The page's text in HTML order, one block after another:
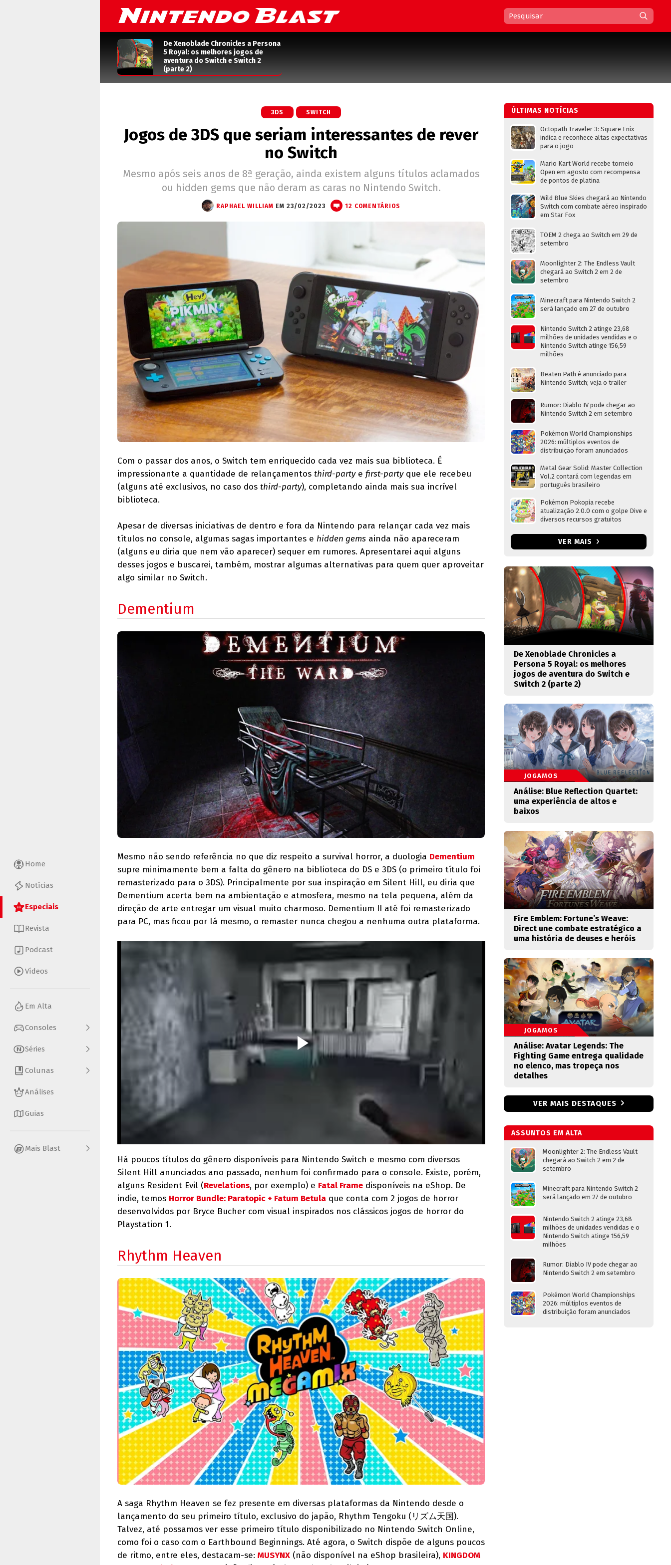
Home
Notícias
Especiais
Revista
Podcast
Vídeos
Em Alta
Consoles
Séries
Colunas
Análises
Guias
Mais Blast
De Xenoblade Chronicles a Persona
5 Royal: os melhores jogos de
aventura do Switch e Switch 2
(parte 2)
3DS SWITCH
Jogos de 3DS que seriam interessantes de rever
no Switch
Mesmo após seis anos de 8ª geração, ainda existem alguns títulos aclamados
ou hidden gems que não deram as caras no Nintendo Switch.
RAPHAEL WILLIAM EM 23/02/2023 12 COMENTÁRIOS
Com o passar dos anos, o Switch tem enriquecido cada vez mais sua biblioteca. É
impressionante a quantidade de relançamentos third-partye first-partyque ele recebeu
(alguns até exclusivos, no caso dos third-party), completando ainda mais sua incrível
biblioteca.
Apesar de diversas iniciativas de dentro e fora da Nintendo para relançar cada vez mais
títulos no console, algumas sagas importantes e hidden gems ainda não apareceram
(alguns eu diria que nem vão aparecer) sequer em rumores. Apresentarei aqui alguns
desses jogos e buscarei, também, mostrar algumas alternativas para quem quer aproveitar
algo similar no Switch.
Dementium
Mesmo não sendo referência no que diz respeito a survival horror, a duologia Dementium
supre minimamente bem a falta do gênero na biblioteca do DS e 3DS (o primeiro título foi
remasterizado para o 3DS). Principalmente por sua inspiração em Silent Hill, eu diria que
Dementium acerta bem na ambientação e atmosfera, mesmo na tela pequena, além da
direção de arte entregar um visual muito charmoso. Dementium II até foi remasterizado
para PC, mas ficou por lá mesmo, o remaster nunca chegou a nenhuma outra plataforma.
Há poucos títulos do gênero disponíveis para Nintendo Switch e mesmo com diversos
Silent Hill anunciados ano passado, nenhum foi confirmado para o console. Existe, porém,
alguns Resident Evil (Revelations, por exemplo) e Fatal Frame disponíveis na eShop. De
indie, temos Horror Bundle: Paratopic + Fatum Betula que conta com 2 jogos de horror
desenvolvidos por Bryce Bucher com visual inspirados nos clássicos jogos de horror do
Playstation 1.
Rhythm Heaven
A saga Rhythm Heaven se fez presente em diversas plataformas da Nintendo desde o
lançamento do seu primeiro título, exclusivo do japão, Rhythm Tengoku (リズム天国).
Talvez, até possamos ver esse primeiro título disponibilizado no Nintendo Switch Online,
como foi o caso com o Earthbound Beginnings. Até agora, o Switch dispõe de alguns poucos
de ritmo, entre eles, destacam-se: MUSYNX (não disponível na eShop brasileira), KINGDOM
ÚLTIMAS NOTÍCIAS
Octopath Traveler 3: Square Enix
indica e reconhece altas expectativas
para o jogo
Mario Kart World recebe torneio
Open em agosto com recompensa
de pontos de platina
Wild Blue Skies chegará ao Nintendo
Switch com combate aéreo inspirado
em Star Fox
TOEM 2 chega ao Switch em 29 de
setembro
Moonlighter 2: The Endless Vault
chegará ao Switch 2 em 2 de
setembro
Minecraft para Nintendo Switch 2
será lançado em 27 de outubro
Nintendo Switch 2 atinge 23,68
milhões de unidades vendidas e o
Nintendo Switch atinge 156,59
milhões
Beaten Path é anunciado para
Nintendo Switch; veja o trailer
Rumor: Diablo IV pode chegar ao
Nintendo Switch 2 em setembro
Pokémon World Championships
2026: múltiplos eventos de
distribuição foram anunciados
Metal Gear Solid: Master Collection
Vol.2 contará com legendas em
português brasileiro
Pokémon Pokopia recebe
atualização 2.0.0 com o golpe Dive e
diversos recursos gratuitos
VER MAIS
De Xenoblade Chronicles a
Persona 5 Royal: os melhores
jogos de aventura do Switch e
Switch 2 (parte 2)
JOGAMOS
Análise: Blue Reflection Quartet:
uma experiência de altos e
baixos
Fire Emblem: Fortune’s Weave:
Direct une combate estratégico a
uma história de deuses e heróis
JOGAMOS
Análise: Avatar Legends: The
Fighting Game entrega qualidade
no elenco, mas tropeça nos
detalhes
VER MAIS DESTAQUES
ASSUNTOS EM ALTA
Moonlighter 2: The Endless Vault
chegará ao Switch 2 em 2 de
setembro
Minecraft para Nintendo Switch 2
será lançado em 27 de outubro
Nintendo Switch 2 atinge 23,68
milhões de unidades vendidas e o
Nintendo Switch atinge 156,59
milhões
Rumor: Diablo IV pode chegar ao
Nintendo Switch 2 em setembro
Pokémon World Championships
2026: múltiplos eventos de
distribuição foram anunciados